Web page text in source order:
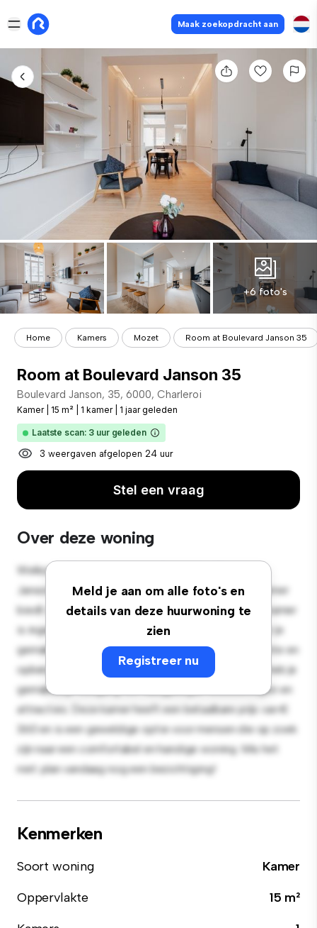
Maak zoekopdracht aan
+6 foto's
Home Kamers Mozet Room at Boulevard Janson 35
Room at Boulevard Janson 35
Boulevard Janson, 35, 6000, Charleroi
Kamer 15 m² 1 kamer 1 jaar geleden
Laatste scan: 3 uur geleden
3 weergaven afgelopen 24 uur
Stel een vraag
Over deze woning
Meld je aan om alle foto's en
details van deze huurwoning te
zien
Registreer nu
Welkom bij je nieuwe toevluchtsoord in Boulevard
Janson, 35, 6000, Charleroi! Deze comfortabele kamer
biedt een rustige en persoonlijke leefruimte. Deze kamer
is ingericht met de essentiële benodigdheden voor je
gemak en biedt een comfortabel bed, een werkruimte en
opbergmogelijkheden. Dankzij de gunstige ligging heb je
gemakkelijk toegang tot nabijgelegen voorzieningen en
attracties. Deze kamer heeft een betaalbare prijs van €
360 en is een geweldige optie voor mensen die op zoek
zijn naar een comfortabel en handige woning. Mis het
niet: plan vandaag nog een bezichtiging!
Kenmerken
Soort woning
Kamer
Oppervlakte
15 m²